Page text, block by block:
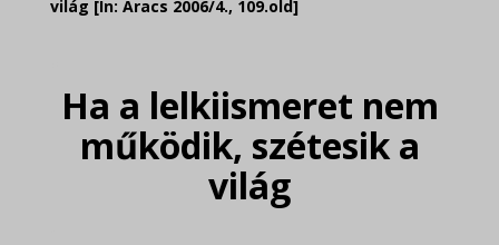
világ [In: Aracs 2006/4., 109.old]
Ha a lelkiismeret nem
működik, szétesik a
világ